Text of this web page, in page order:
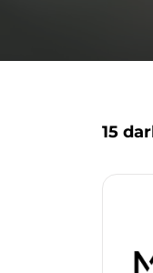
15